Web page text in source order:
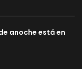
anoche está en